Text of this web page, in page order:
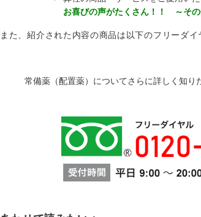
お喜びの声がたくさん！！ ～そ
また、紹介された内容の商品は以下のフリーダイ
常備薬（配置薬）についてさらに詳しく知り